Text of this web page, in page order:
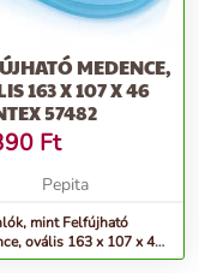
MEDENCE,
163 X 107 X 46
57482
Ft
Pepita
mint Felfújható
ovális 163 x 107 x 46
57482